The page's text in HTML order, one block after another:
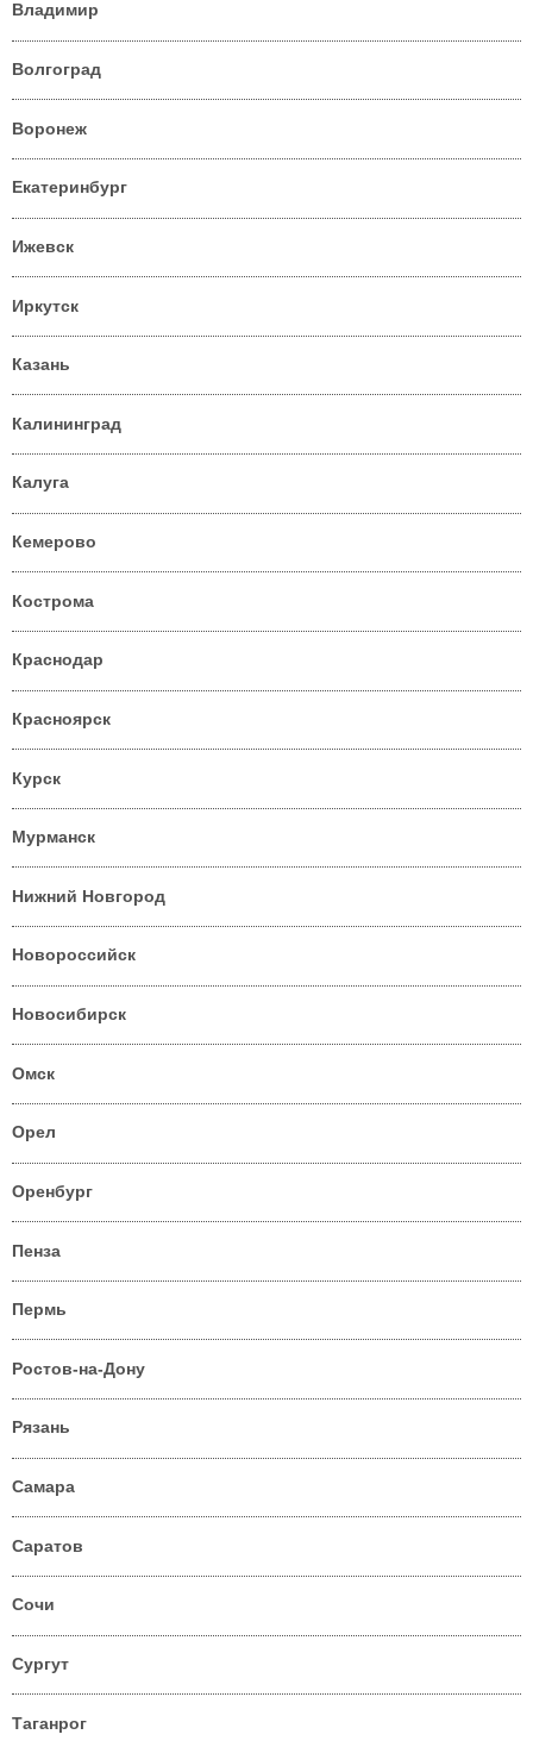
Владимир
Волгоград
Воронеж
Екатеринбург
Ижевск
Иркутск
Казань
Калининград
Калуга
Кемерово
Кострома
Краснодар
Красноярск
Курск
Мурманск
Нижний Новгород
Новороссийск
Новосибирск
Омск
Орел
Оренбург
Пенза
Пермь
Ростов-на-Дону
Рязань
Самара
Саратов
Сочи
Сургут
Таганрог